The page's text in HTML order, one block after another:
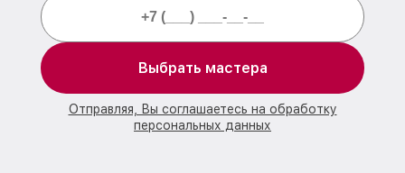
Выбрать мастера
Отправляя, Вы соглашаетесь на обработку
персональных данных